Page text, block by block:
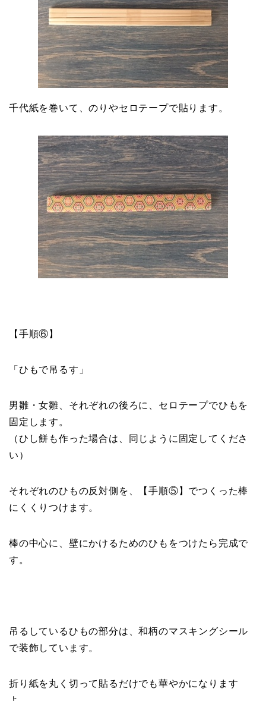
千代紙を巻いて、のりやセロテープで貼ります。
【手順⑥】
「ひもで吊るす」
男雛・女雛、それぞれの後ろに、セロテープでひもを
固定します。
（ひし餅も作った場合は、同じように固定してくださ
い）
それぞれのひもの反対側を、【手順⑤】でつくった棒
にくくりつけます。
棒の中心に、壁にかけるためのひもをつけたら完成で
す。
吊るしているひもの部分は、和柄のマスキングシール
で装飾しています。
折り紙を丸く切って貼るだけでも華やかになります